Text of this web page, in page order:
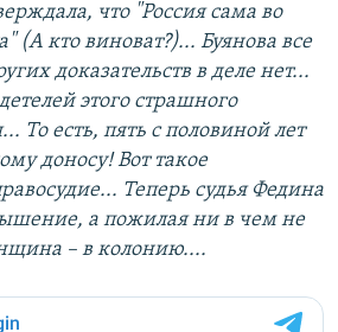
что "Россия сама во
(А кто виноват?)... Буянова все
доказательств в деле нет...
этого страшного
То есть, пять с половиной лет
доносу! Вот такое
Теперь судья Федина
а пожилая ни в чем не
– в колонию....